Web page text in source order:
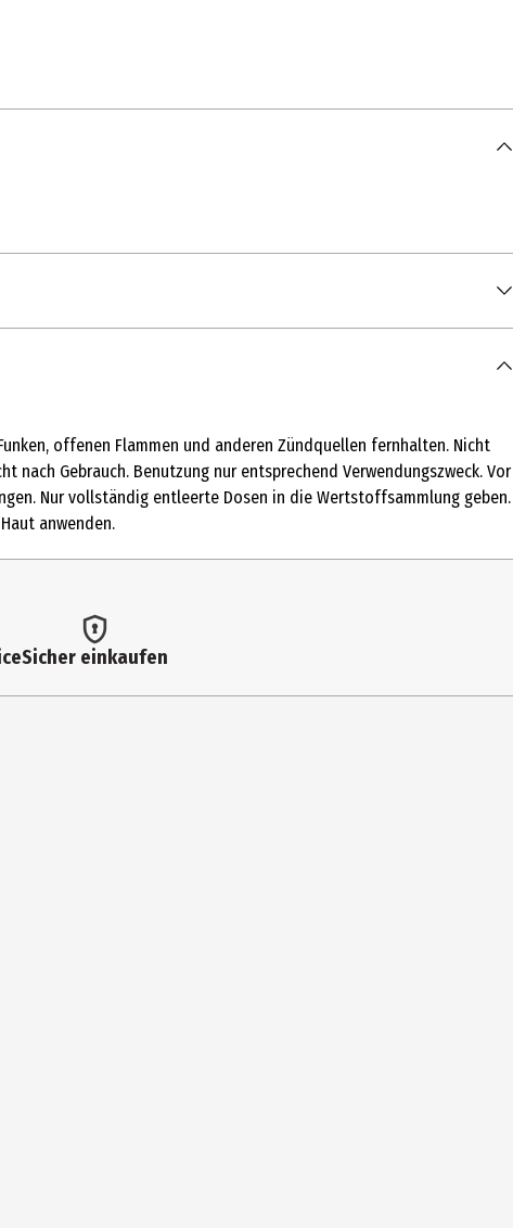
Hexyl Cinnamal, Alpha-Isomethyl lonone, Tetramethyl
offenen Flammen und anderen Zündquellen fernhalten. Nicht
Gebrauch. Benutzung nur entsprechend Verwendungszweck. Vor
Nur vollständig entleerte Dosen in die Wertstoffsammlung geben.
anwenden.
Sicher einkaufen